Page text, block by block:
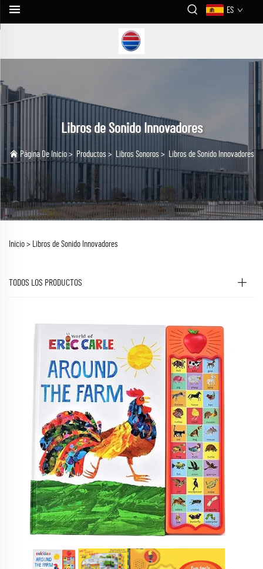
ES
Libros de Sonido Innovadores
Página De Inicio> Productos> Libros Sonoros> Libros de Sonido Innovadores
Inicio > Libros de Sonido Innovadores
TODOS LOS PRODUCTOS